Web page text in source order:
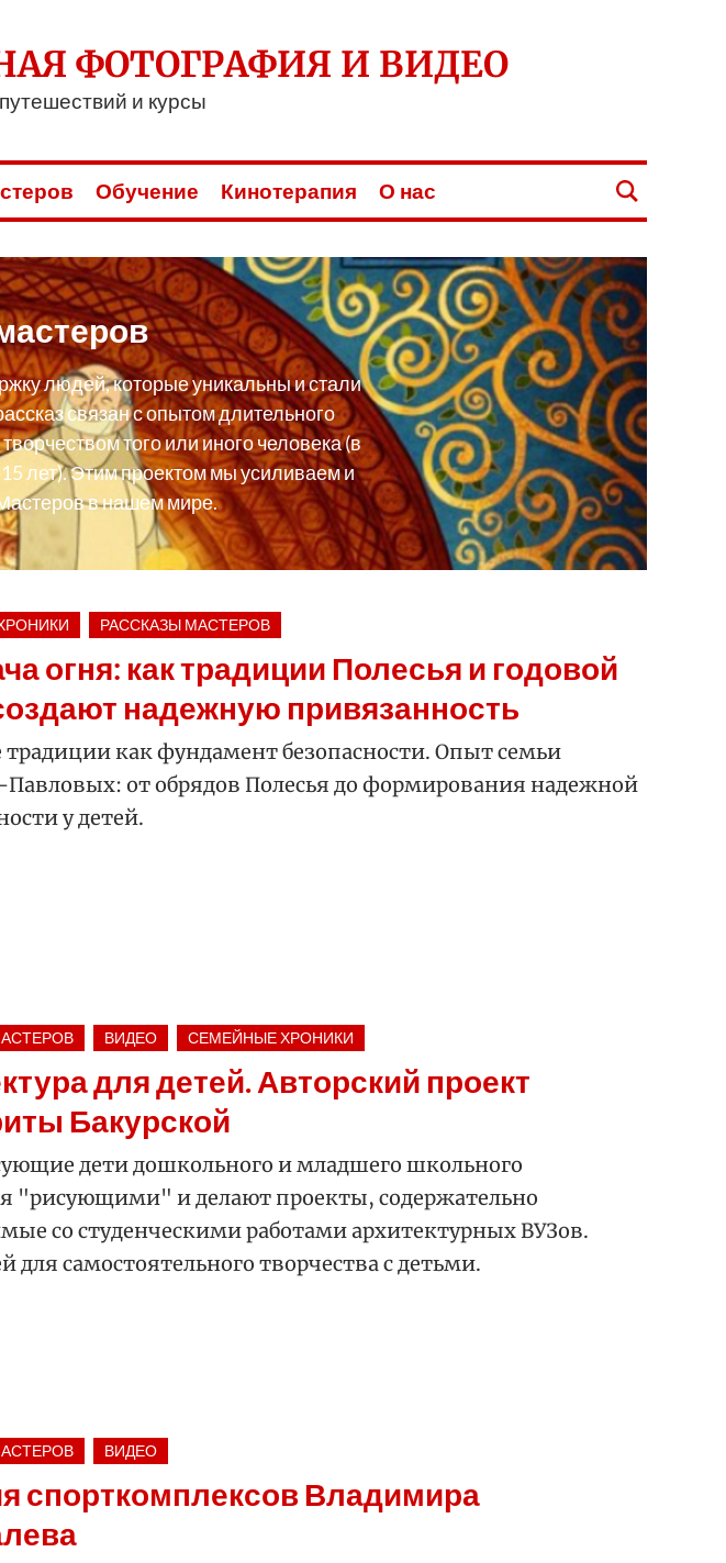
ФОТОГРАФИЯ И ВИДЕО
и курсы
Обучение Кинотерапия О нас
людей, которые уникальны и стали
связан с опытом длительного
того или иного человека (в
лет). Этим проектом мы усиливаем и
в нашем мире.
РАССКАЗЫ МАСТЕРОВ
огня: как традиции Полесья и годовой
надежную привязанность
как фундамент безопасности. Опыт семьи
от обрядов Полесья до формирования надежной
у детей.
ВИДЕО СЕМЕЙНЫЕ ХРОНИКИ
для детей. Авторский проект
Бакурской
дети дошкольного и младшего школьного
"рисующими" и делают проекты, содержательно
со студенческими работами архитектурных ВУЗов.
для самостоятельного творчества с детьми.
ВИДЕО
спорткомплексов Владимира